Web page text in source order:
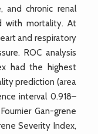
and chronic renal
with mortality. At
and respiratory
ROC analysis
had the highest
prediction (area
interval 0.918–
Gan-grene
Severity Index,